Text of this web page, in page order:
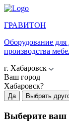
ГРАВИТОН
Оборудование для
производства
г. Хабаровск
Ваш город
Хабаровск?
Да Выбрать
Выберите ваш